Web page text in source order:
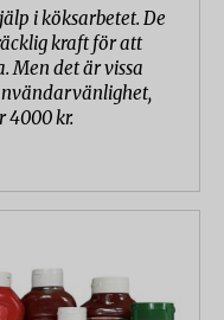
i köksarbetet. De
kraft för att
Men det är vissa
4000 kr.